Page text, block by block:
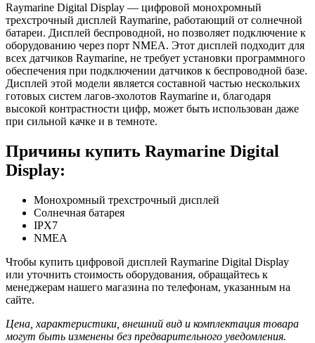
Raymarine Digital Display — цифровой монохромный
трехстрочный дисплей Raymarine, работающий от солнечной
батареи. Дисплей беспроводной, но позволяет подключение к
оборудованию через порт NMEA. Этот дисплей подходит для
всех датчиков Raymarine, не требует установки программного
обеспечения при подключении датчиков к беспроводной базе.
Дисплей этой модели является составной частью нескольких
готовых систем лагов-эхолотов Raymarine и, благодаря
высокой контрастности цифр, может быть использован даже
при сильной качке и в темноте.
Причины купить Raymarine Digital
Display:
Монохромный трехстрочный дисплей
Солнечная батарея
IPX7
NMEA
Чтобы купить цифровой дисплей Raymarine Digital Display
или уточнить стоимость оборудования, обращайтесь к
менеджерам нашего магазина по телефонам, указанным на
сайте.
Цена, характеристики, внешний вид и комплектация товара
могут быть изменены без предварительного уведомления.